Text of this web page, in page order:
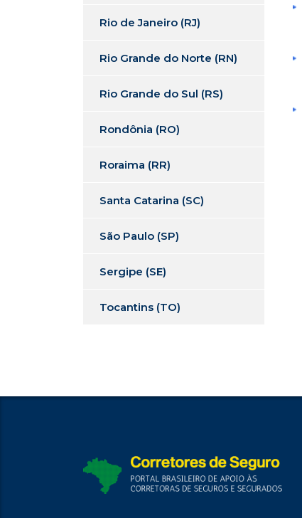
Rio de Janeiro (RJ)
Rio Grande do Norte (RN)
Rio Grande do Sul (RS)
Rondônia (RO)
Roraima (RR)
Santa Catarina (SC)
São Paulo (SP)
Sergipe (SE)
Tocantins (TO)